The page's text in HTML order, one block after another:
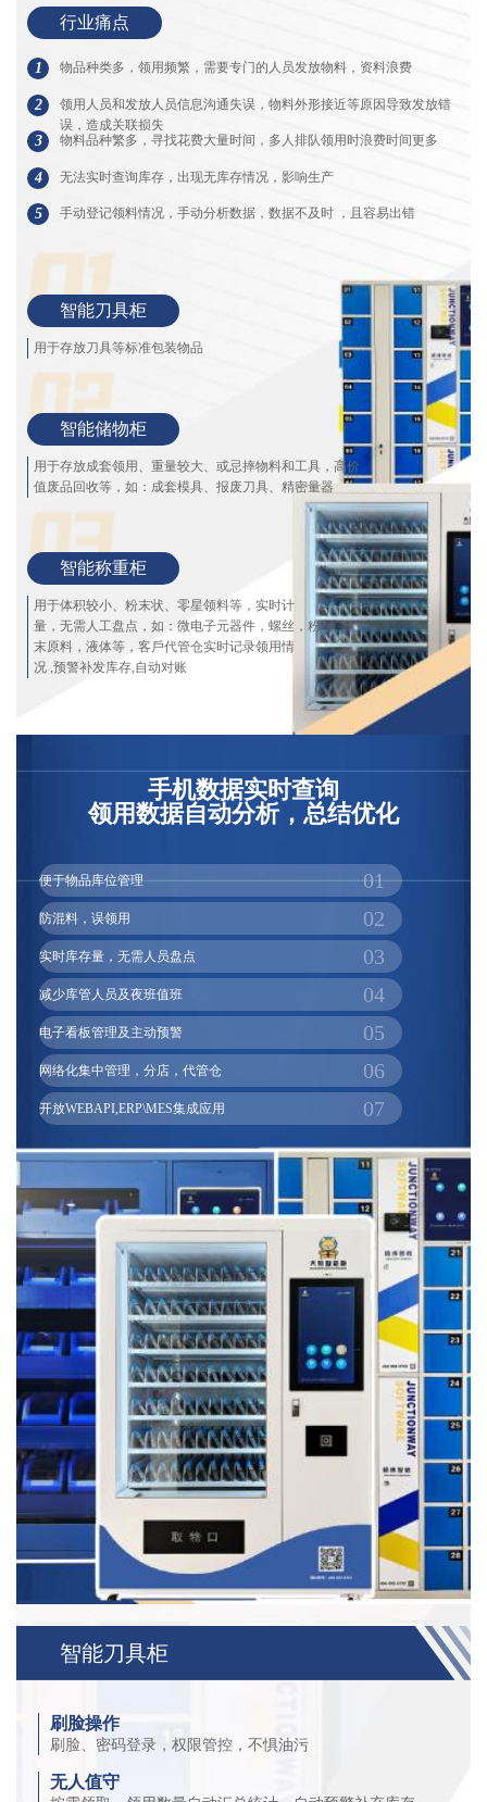
行业痛点
1 物品种类多，领用频繁，需要专⻔的人员发放物料，资料浪费
2
领用人员和发放人员信息沟通失误，物料外形接近等原因导致发放错
误，造成关联损失
3 物料品种繁多，寻找花费大量时间，多人排队领用时浪费时间更多
4 无法实时查询库存，出现无库存情况，影响生产
5 手动登记领料情况，手动分析数据，数据不及时 ，且容易出错
智能刀具柜
用于存放刀具等标准包装物品
智能储物柜
用于存放成套领用、重量较大、或忌摔物料和工具，高价
值废品回收等，如：成套模具、报废刀具、精密量器
智能称重柜
用于体积较小、粉末状、零星领料等，实时计
量，无需人工盘点，如：微电子元器件，螺丝，粉
末原料，液体等，客戶代管仓实时记录领用情
况 ,预警补发库存,自动对账
手机数据实时查询
领用数据自动分析，总结优化
便于物品库位管理 01
防混料，误领用 02
实时库存量，无需人员盘点 03
减少库管人员及夜班值班 04
电子看板管理及主动预警 05
网络化集中管理，分店，代管仓 06
开放WEBAPI,ERP\MES集成应用 07
智能刀具柜
刷脸操作
刷脸、密码登录，权限管控，不惧油污
无人值守